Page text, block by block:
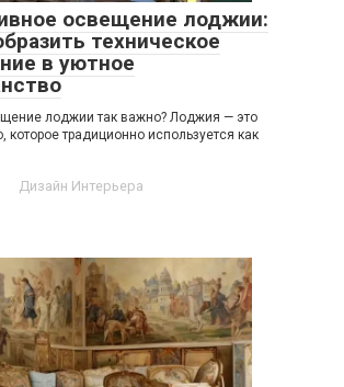
освещение лоджии:
техническое
в уютное
лоджии так важно? Лоджия — это
которое традиционно используется как
Дизайн Интерьера